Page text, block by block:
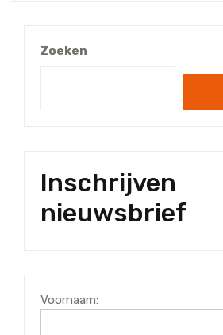
Zoeken
Inschrijven
nieuwsbrief
Voornaam: